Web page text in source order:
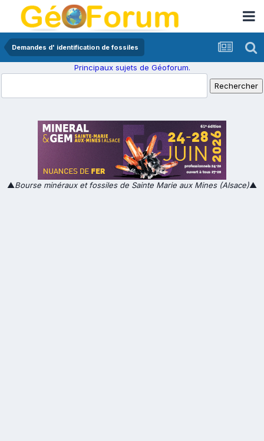
Demandes d' identification de fossiles
Principaux sujets de Géoforum.
▲Bourse minéraux et fossiles de Sainte Marie aux Mines (Alsace)▲